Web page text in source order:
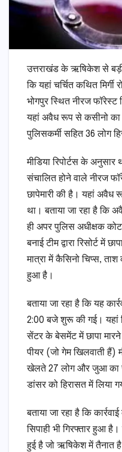
उत्तराखंड के ऋषिकेश से
कि यहां चर्चित कथित मिर्गी
भोगपुर स्थित नीरज फॉरेस्ट
यहां अवैध रूप से कसीनो का
पुलिसकर्मी सहित 36 लोग
मीडिया रिपोर्टस के अनुसार
संचालित होने वाले नीरज
छापेमारी की है। यहां अवैध
था। बताया जा रहा है कि
ही अपर पुलिस अधीक्षक
बनाई टीम द्वारा रिसोर्ट में
मात्रा में कैसिनो चिप्स,
हुआ है।
बताया जा रहा है कि यह
2:00 बजे शुरू की गई। यहां
सेंटर के बेसमेंट में छापा
पीयर (जो गेम खिलवाती
खेलते 27 लोग और जुआ का
डांसर को हिरासत में लिया
बताया जा रहा है कि
सिपाही भी गिरफ्तार हुआ
हुई है जो ऋषिकेश में तैनात